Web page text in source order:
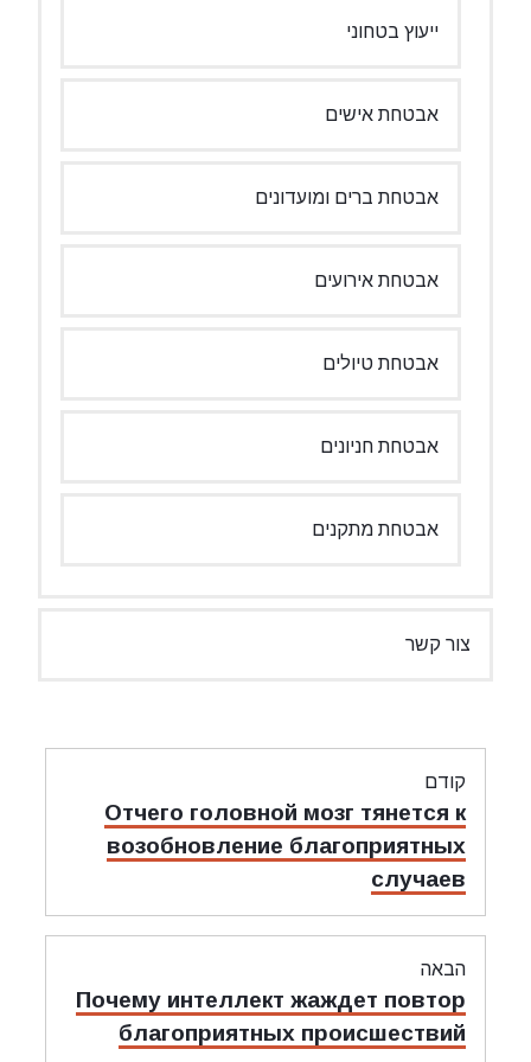
ייעוץ בטחוני
אבטחת אישים
אבטחת ברים ומועדונים
אבטחת אירועים
אבטחת טיולים
אבטחת חניונים
אבטחת מתקנים
צור קשר
ניווט
קודם
מאמר
קודם:
Отчего головной мозг тянется к
возобновление благоприятных
случаев
הבאה
מאמר
הבאה:
Почему интеллект жаждет повтор
благоприятных происшествий